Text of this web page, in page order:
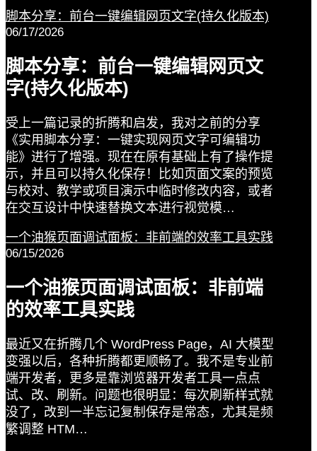
脚本分享：前台一键编辑网页文字(持久化版本)
06/17/2026
脚本分享：前台一键编辑网页文
字(持久化版本)
受上一篇记录的折腾和启发，我对之前的分享
《实用脚本分享：一键实现网页文字可编辑功
能》进行了增强。现在在原有基础上有了操作提
示，并且可以持久化保存！比如页面文案的预览
与校对、教学或项目演示中临时修改内容，或者
在交互设计中快速替换文本进行视觉模…
一个油猴页面调试面板：非前端的效率工具实践
06/15/2026
一个油猴页面调试面板：非前端
的效率工具实践
最近又在折腾几个 WordPress Page，AI 大模型
变强以后，各种折腾都更顺畅了。我不是专业前
端开发者，更多是靠浏览器开发者工具一点点
试、改、刷新。问题也很明显：每次刷新样式就
没了，改到一半忘记复制保存是常态，尤其是频
繁调整 HTM…